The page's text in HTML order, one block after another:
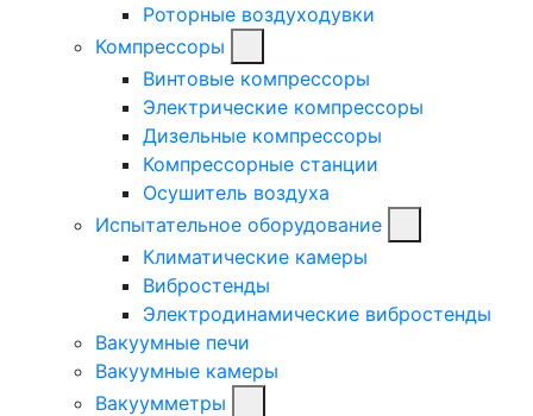
Роторные воздуходувки
Компрессоры
Винтовые компрессоры
Электрические компрессоры
Дизельные компрессоры
Компрессорные станции
Осушитель воздуха
Испытательное оборудование
Климатические камеры
Вибростенды
Электродинамические вибростенды
Вакуумные печи
Вакуумные камеры
Вакуумметры